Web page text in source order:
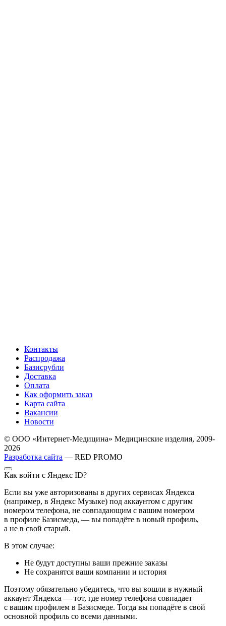
Контакты
Распродажа
Базисрубли
Доставка
Оплата
Как оформить заказ
Карта сайта
Вакансии
Новости
© ООО «Интернет-Медицина» Медицинские изделия, 2009-
2026
Разработка сайта — RED PROMO
Как войти с Яндекс ID?
Если вы уже авторизованы в других сервисах Яндекса
(например, в Яндекс Музыке) под аккаунтом с другим
номером телефона, не совпадающим с вашим номером
в профиле Базисмеда, — вы попадёте в новый профиль,
а не в свой старый.
В этом случае:
Не будут доступны ваши прежние заказы
Не сохранятся ваши компании и история
Поэтому обязательно убедитесь, что вы вошли в нужный
аккаунт Яндекса — тот, где номер телефона совпадает
с вашим профилем в Базисмеде. Тогда вы попадёте в свой
основной профиль со всеми данными.